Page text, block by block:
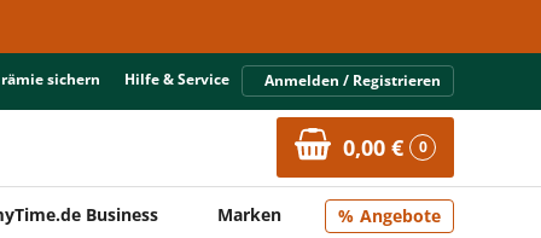
sichern Hilfe & Service Anmelden / Registrieren
0,00 € 0
Business Marken Angebote